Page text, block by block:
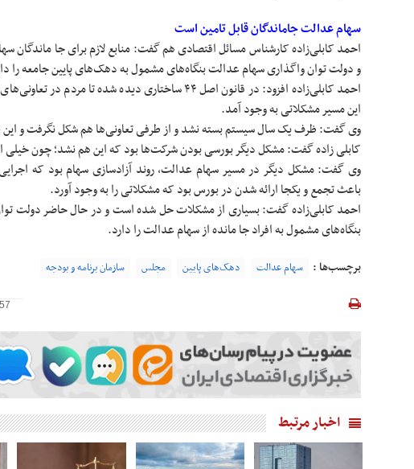
سهام عدالت جاماندگان قابل تامین است
احمد کابلی‌زاده کارشناس مسائل اقتصادی هم گفت: منابع لازم برای جا
و دولت توان واگذاری سهام عدالت بنگاه‌های مشمول به دهک‌های پایین جامعه را
احمد کابلی‌زاده افزود: در قانون اصل ۴۴ ساختاری دیده شده تا
این مسیر مشکلاتی به وجود آمد.
وی گفت: ظرف یک سال سیستم بسته نشد و از طرفی تعاونی‌ها هم شکل نگرفت و
کابلی زاده گفت: مشکل دیگر بورسی بودن شرکت‌ها بود که این هم نشد؛ چون خیلی
وی گفت: مشکل دیگر در مسیر سهام عدالت، روند آزادسازی سهام بود که
باعث تجمع و یکجا ارائه شدن در بورس بود که مشکلاتی را به وجود آورد.
احمد کابلی‌زاده گفت: بسیاری از مشکلات حل شده است و در حال حاضر دولت
بنگاه‌های مشمول به افراد جا مانده از سهام عدالت را دارد.
برچسب‌ها : سهام عدالت دهک‌های پایین مجلس سازمان برنامه و بودجه
اخبار مرتبط